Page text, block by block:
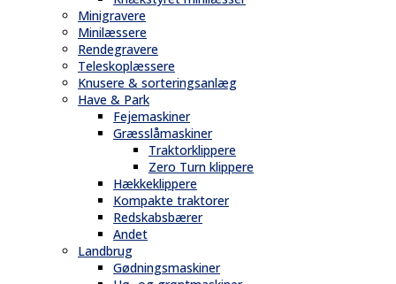
Minigravere
Minilæssere
Rendegravere
Teleskoplæssere
Knusere & sorteringsanlæg
Have & Park
Fejemaskiner
Græsslåmaskiner
Traktorklippere
Zero Turn klippere
Hækkeklippere
Kompakte traktorer
Redskabsbærer
Andet
Landbrug
Gødningsmaskiner